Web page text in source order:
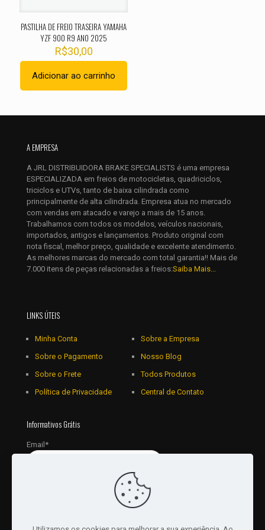
mail
*
Salvar meus dados neste navegador para a próxima vez que
eu comentar.
PASTILHA DE FREIO TRASEIRA YAMAHA
YZF 900 R9 ANO 2025
R$30,00
Adicionar ao carrinho
A EMPRESA
A JRL DISTRIBUIDORA BRAKE SPECIALISTS é uma empresa
ESPECIALIZADA em freios de motocicletas, quadriciclos,
triciclos e UTVs, tanto de baixa cilindrada como
principalmente de alta cilindrada. Empresa atua no mercado
com vendas em atacado e varejo a mais de 15 anos.
Trabalhamos com todos os modelos, veículos nacionais,
importados, antigos e lançamentos. Produto original com
nota fiscal, melhor preço, qualidade e excelente atendimento.
As melhores marcas do mercado com total garantia!! Mais de
7.000 itens de peças relacionadas a freios:Saiba Mais...
LINKS ÚTEIS
Minha Conta
Sobre o Pagamento
Sobre o Frete
Política de Privacidade
Sobre a Empresa
Nosso Blog
Todos Produtos
Central de Contato
Informativos Grátis
Email*